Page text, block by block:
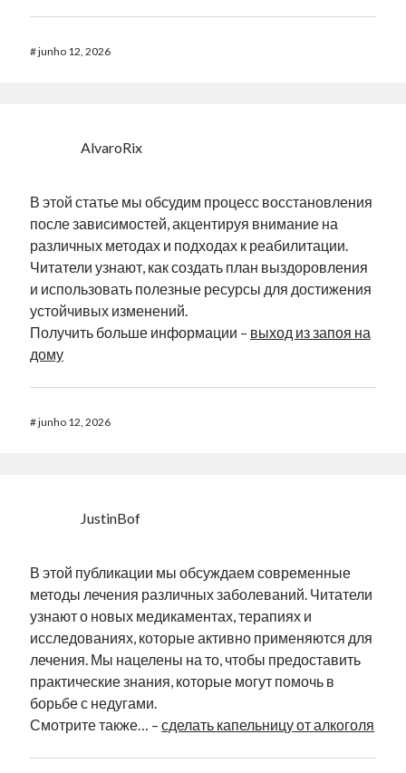
#junho 12, 2026
AlvaroRix
В этой статье мы обсудим процесс восстановления
после зависимостей, акцентируя внимание на
различных методах и подходах к реабилитации.
Читатели узнают, как создать план выздоровления
и использовать полезные ресурсы для достижения
устойчивых изменений.
Получить больше информации – выход из запоя на
дому
#junho 12, 2026
JustinBof
В этой публикации мы обсуждаем современные
методы лечения различных заболеваний. Читатели
узнают о новых медикаментах, терапиях и
исследованиях, которые активно применяются для
лечения. Мы нацелены на то, чтобы предоставить
практические знания, которые могут помочь в
борьбе с недугами.
Смотрите также… –сделать капельницу от алкоголя